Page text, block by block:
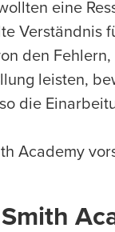
eine
Verständnis
den
leisten,
die
Academy